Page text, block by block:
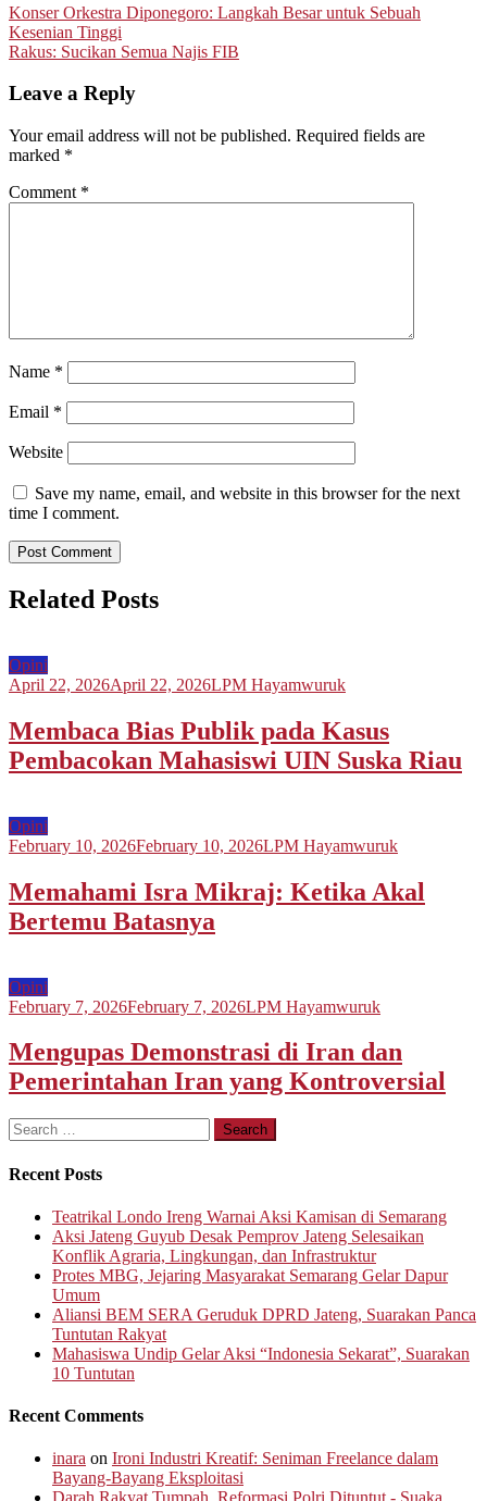
Post
navigation
Konser Orkestra Diponegoro: Langkah Besar untuk Sebuah
Kesenian Tinggi
Rakus: Sucikan Semua Najis FIB
Leave a Reply
Your email address will not be published. Required fields are
marked *
Comment *
Name *
Email *
Website
Save my name, email, and website in this browser for the next
time I comment.
Related Posts
Opini
April 22, 2026April 22, 2026LPM Hayamwuruk
Membaca Bias Publik pada Kasus
Pembacokan Mahasiswi UIN Suska Riau
Opini
February 10, 2026February 10, 2026LPM Hayamwuruk
Memahami Isra Mikraj: Ketika Akal
Bertemu Batasnya
Opini
February 7, 2026February 7, 2026LPM Hayamwuruk
Mengupas Demonstrasi di Iran dan
Pemerintahan Iran yang Kontroversial
Search
for:
Recent Posts
Teatrikal Londo Ireng Warnai Aksi Kamisan di Semarang
Aksi Jateng Guyub Desak Pemprov Jateng Selesaikan
Konflik Agraria, Lingkungan, dan Infrastruktur
Protes MBG, Jejaring Masyarakat Semarang Gelar Dapur
Umum
Aliansi BEM SERA Geruduk DPRD Jateng, Suarakan Panca
Tuntutan Rakyat
Mahasiswa Undip Gelar Aksi “Indonesia Sekarat”, Suarakan
10 Tuntutan
Recent Comments
inara on Ironi Industri Kreatif: Seniman Freelance dalam
Bayang-Bayang Eksploitasi